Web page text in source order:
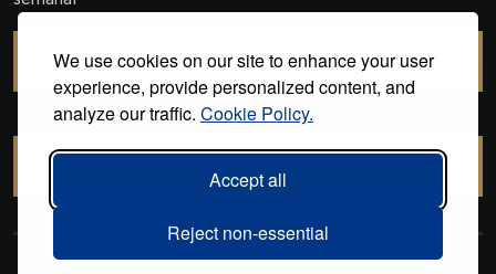
We use cookies on our site to enhance your user
experience, provide personalized content, and
analyze our traffic. Cookie Policy.
Accept all
Reject non-essential
SUSCRIBIRSE